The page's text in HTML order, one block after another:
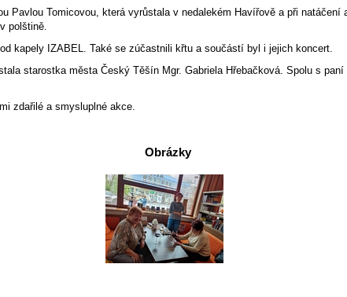
Pavlou Tomicovou, která vyrůstala v nedalekém Havířově a při
polštině.
kapely IZABEL. Také se zúčastnili křtu a součástí byl i jejich koncert.
starostka města Český Těšín Mgr. Gabriela Hřebačková. Spolu s
zdařilé a smysluplné akce.
Obrázky